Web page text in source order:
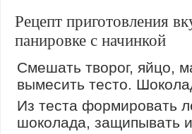
Рецепт приготовления
панировке с начинкой
Смешать творог, яйцо,
вымесить тесто.
Из теста формировать
шоколада, защипывать